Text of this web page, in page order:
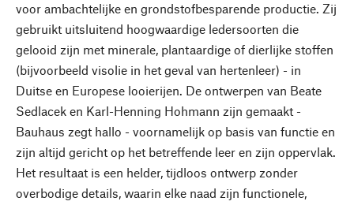
voor ambachtelijke en grondstofbesparende productie. Zij
gebruikt uitsluitend hoogwaardige ledersoorten die
gelooid zijn met minerale, plantaardige of dierlijke stoffen
(bijvoorbeeld visolie in het geval van hertenleer) - in
Duitse en Europese looierijen. De ontwerpen van Beate
Sedlacek en Karl-Henning Hohmann zijn gemaakt -
Bauhaus zegt hallo - voornamelijk op basis van functie en
zijn altijd gericht op het betreffende leer en zijn oppervlak.
Het resultaat is een helder, tijdloos ontwerp zonder
overbodige details, waarin elke naad zijn functionele,